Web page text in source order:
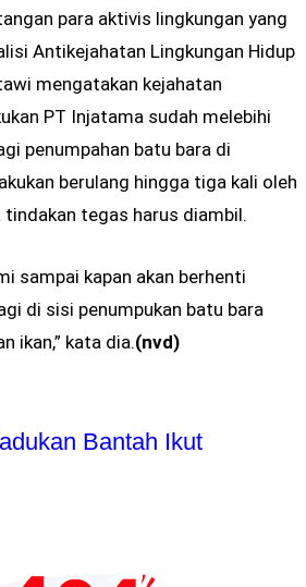
para aktivis lingkungan yang
Antikejahatan Lingkungan Hidup
mengatakan kejahatan
PT Injatama sudah melebihi
penumpahan batu bara di
berulang hingga tiga kali oleh
tindakan tegas harus diambil.
sampai kapan akan berhenti
di sisi penumpukan batu bara
ikan,” kata dia.(nvd)
Bantah Ikut